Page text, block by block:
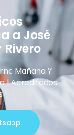
a José
Mañana Y
| Acreditados